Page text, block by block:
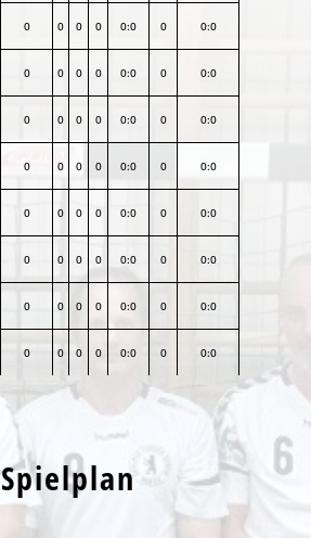
0 0 0 0 0:0 0 0:0
0 0 0 0 0:0 0 0:0
0 0 0 0 0:0 0 0:0
0 0 0 0 0:0 0 0:0
0 0 0 0 0:0 0 0:0
0 0 0 0 0:0 0 0:0
0 0 0 0 0:0 0 0:0
0 0 0 0 0:0 0 0:0
Spielplan